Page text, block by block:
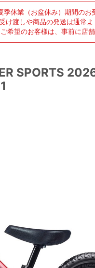
季休業（お盆休み）期間の
け渡しや商品の発送は通常
希望のお客様は、事前に店
SPORTS